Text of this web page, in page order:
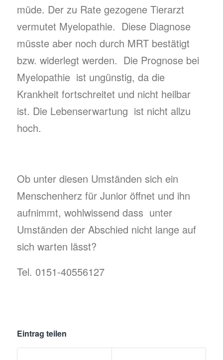
müde. Der zu Rate gezogene Tierarzt
vermutet Myelopathie. Diese Diagnose
müsste aber noch durch MRT bestätigt
bzw. widerlegt werden. Die Prognose bei
Myelopathie ist ungünstig, da die
Krankheit fortschreitet und nicht heilbar
ist. Die Lebenserwartung ist nicht allzu
hoch.
Ob unter diesen Umständen sich ein
Menschenherz für Junior öffnet und ihn
aufnimmt, wohlwissend dass unter
Umständen der Abschied nicht lange auf
sich warten lässt?
Tel. 0151-40556127
Eintrag teilen